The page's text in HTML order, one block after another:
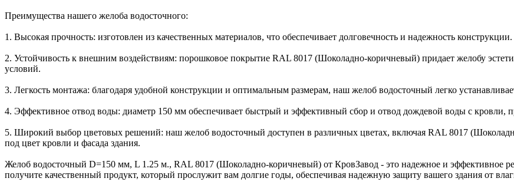
Преимущества нашего желоба водосточного:
1. Высокая прочность: изготовлен из качественных материалов, что обеспечивает долговечность и надежность конструкции.
2. Устойчивость к внешним воздействиям: порошковое покрытие RAL 8017 (Шоколадно-коричневый) придает желобу
условий.
3. Легкость монтажа: благодаря удобной конструкции и оптимальным размерам, наш желоб водосточный легко
4. Эффективное отвод воды: диаметр 150 мм обеспечивает быстрый и эффективный сбор и отвод дождевой воды с кровли,
5. Широкий выбор цветовых решений: наш желоб водосточный доступен в различных цветах, включая RAL 8017
под цвет кровли и фасада здания.
Желоб водосточный D=150 мм, L 1.25 м., RAL 8017 (Шоколадно-коричневый) от КровЗавод - это надежное и эффективное
получите качественный продукт, который прослужит вам долгие годы, обеспечивая надежную защиту вашего здания от